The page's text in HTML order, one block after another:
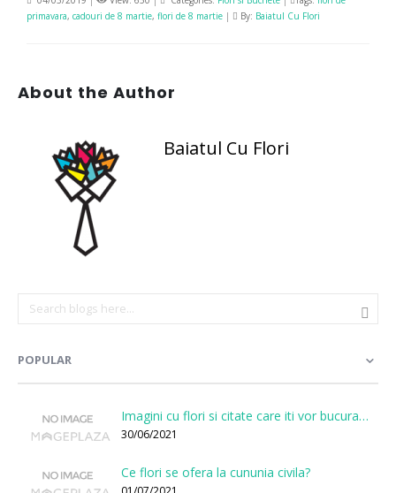
primavara, cadouri de 8 martie, flori de 8 martie | By: Baiatul Cu Flori
About the Author
Baiatul Cu Flori
POPULAR
Imagini cu flori si citate care iti vor bucura sufletul
30/06/2021
Ce flori se ofera la cununia civila?